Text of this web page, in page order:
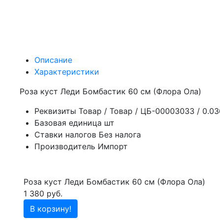
Описание
Характеристики
Роза куст Леди Бомбастик 60 см (Флора Ола)
Реквизиты Товар / Товар / ЦБ-00003033 /
Базовая единица шт
Ставки налогов Без налога
Производитель Импорт
Роза куст Леди Бомбастик 60 см (Флора Ола)
1 380 руб.
В корзину!